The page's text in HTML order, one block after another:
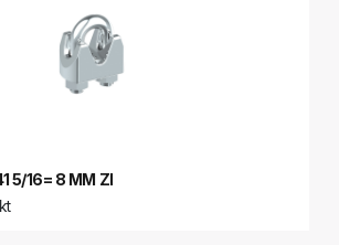
5/16= 8 MM ZI